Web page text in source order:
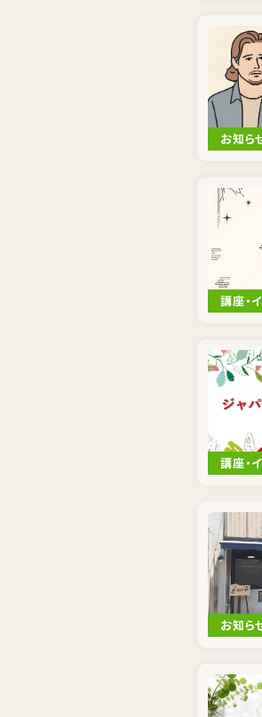
お知ら
講座・
講座・
お知ら